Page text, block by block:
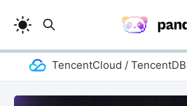
TencentCloud / TencentDB-